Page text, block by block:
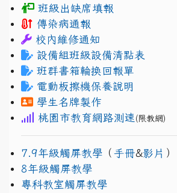
班級出缺席填報
傳染病通報
校內維修通知
設備組班級設備清點表
班群書箱輪換回報單
電動板擦機保養說明
學生名牌製作
桃園市教育網路測速 (限教網)
7.9年級觸屏教學 （ 手冊&影片 ）
8年級觸屏教學
專科教室觸屏教學